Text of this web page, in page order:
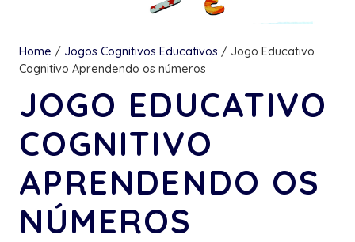
Home / Jogos Cognitivos Educativos / Jogo Educativo
Cognitivo Aprendendo os números
JOGO EDUCATIVO
COGNITIVO
APRENDENDO OS
NÚMEROS